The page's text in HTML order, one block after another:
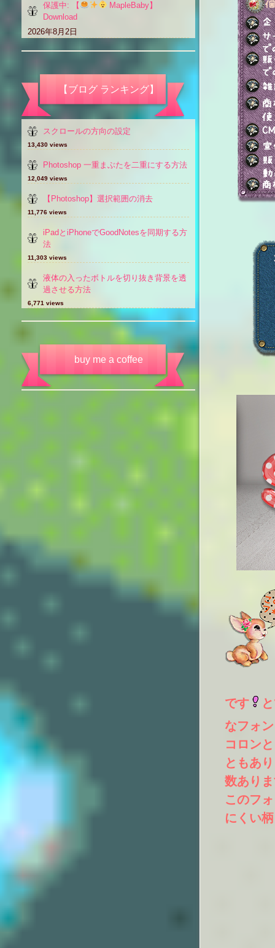
です
なフォ
コロン
ともあり
数あり
このフ
にくい
保護中: 【
MapleBaby】
Download
2026年8月2日
【ブログ ランキング】
スクロールの方向の設定
13,430 views
Photoshop 一重まぶたを二重にする方法
12,049 views
【Photoshop】選択範囲の消去
11,776 views
iPadとiPhoneでGoodNotesを同期する方
法
11,303 views
液体の入ったボトルを切り抜き背景を透
過させる方法
6,771 views
buy me a coffee